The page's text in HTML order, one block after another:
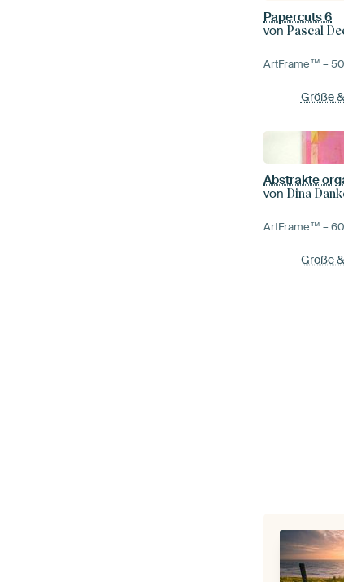
Papercuts 6
vonPascal
ArtFrame™ –
Größe
vonDina
ArtFrame™ –
Größe